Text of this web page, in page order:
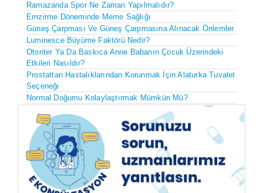
Ramazanda Spor Ne Zaman Yapılmalıdır?
Emzirme Döneminde Meme Sağlığı
Güneş Çarpması Ve Güneş Çarpmasına Alınacak Önlemler
Luminesce Büyüme Faktörü Nedir?
Otoriter Ya Da Baskıca Anne Babanın Çocuk Üzerindeki
Etkileri Nasıldır?
Prostattan Hastalıklarından Korunmak İçin Alaturka Tuvalet
Seçeneği
Normal Doğumu Kolaylaştırmak Mümkün Mü?